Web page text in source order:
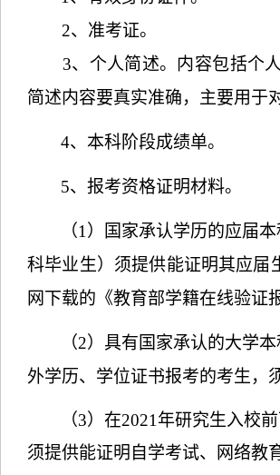
2、准考证。
3、个人简述。内容包括个
简述内容要真实准确，主要用于
4、本科阶段成绩单。
5、报考资格证明材料。
（1 ）国家承认学历的应届
科毕业生）须提供能证明其应届
网下载的《教育部学籍在线验证
（2）具有国家承认的大学
外学历、学位证书报考的考生，
（3）在2021 年研究生入校
须提供能证明自学考试、网络教